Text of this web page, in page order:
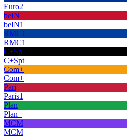
Euro2
beIN
beIN1
RMC1
RMC1
C+Sp
C+Spt
Com+
Com+
Pari
Paris1
Plan
Plan+
MCM
MCM